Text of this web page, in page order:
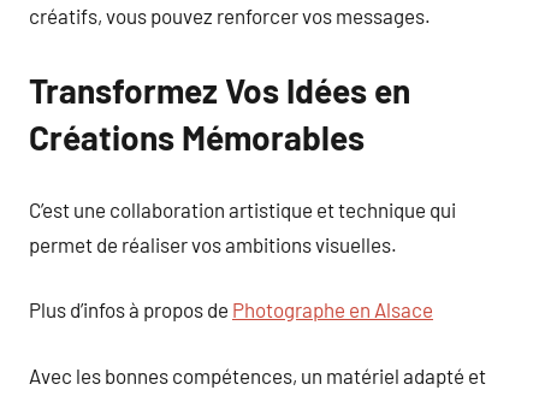
créatifs, vous pouvez renforcer vos messages.
Transformez Vos Idées en
Créations Mémorables
C’est une collaboration artistique et technique qui
permet de réaliser vos ambitions visuelles.
Plus d’infos à propos de Photographe en Alsace
Avec les bonnes compétences, un matériel adapté et